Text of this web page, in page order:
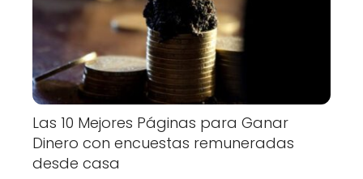
Las 10 Mejores Páginas para Ganar
Dinero con encuestas remuneradas
desde casa